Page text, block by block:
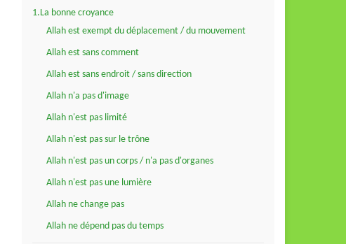
1.La bonne croyance
Allah est exempt du déplacement / du mouvement
Allah est sans comment
Allah est sans endroit / sans direction
Allah n'a pas d'image
Allah n'est pas limité
Allah n'est pas sur le trône
Allah n'est pas un corps / n'a pas d'organes
Allah n'est pas une lumière
Allah ne change pas
Allah ne dépend pas du temps